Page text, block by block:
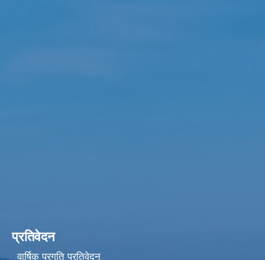
प्रतिवेदन
वार्षिक प्रगति प्रतिवेदन